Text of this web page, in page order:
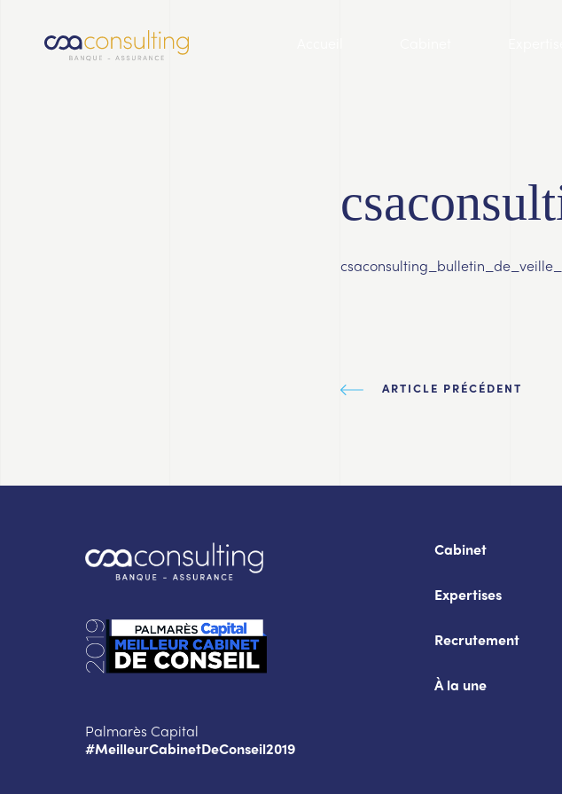
ARTICLE PRÉCÉDENT
Palmarès Capital
#MeilleurCabinetDeConseil2019
Cabinet
Expertises
Recrutement
À la une